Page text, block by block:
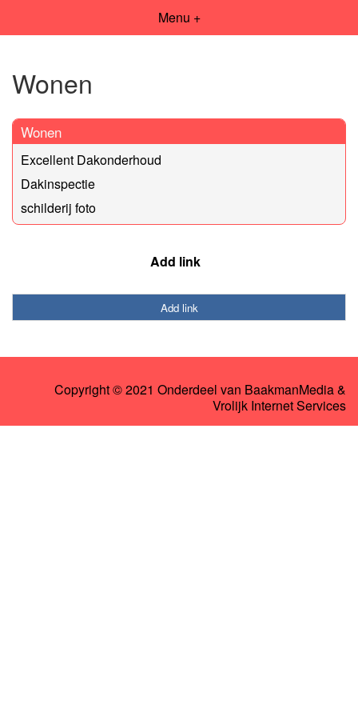
Menu +
Wonen
Wonen
Excellent Dakonderhoud
Dakinspectie
schilderij foto
Add link
Add link
Copyright © 2021 Onderdeel van BaakmanMedia&
Vrolijk Internet Services